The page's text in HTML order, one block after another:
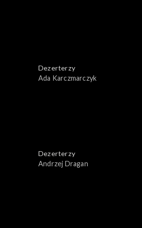
Dezerterzy
Ada Karczmarczyk
Dezerterzy
Andrzej Dragan